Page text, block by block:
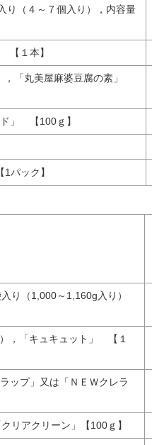
り（４～７個入り），内容量
【１本】
，「丸美屋麻婆豆腐の素」
」 【100ｇ】
パック】
り（1,000～1,160g入り）
，「キュキュット」 【１
ップ」又は「ＮＥＷクレラ
リアクリーン」【100ｇ】